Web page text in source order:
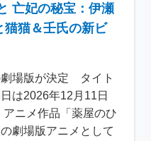
亡妃の秘宝：伊瀬
猫猫＆壬氏の新ビ
劇場版が決定 タイト
は2026年12月11日
アニメ作品「薬屋のひ
劇場版アニメとして